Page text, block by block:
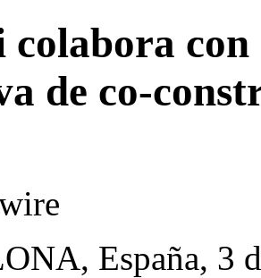
colabora
de co-
España, 3